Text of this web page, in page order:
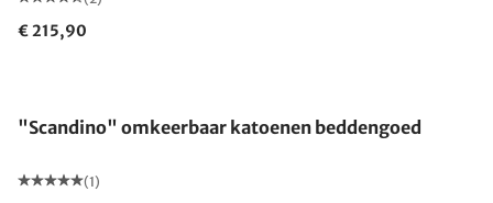
€ 215,90
"Scandino" omkeerbaar katoenen beddengoed
(1)